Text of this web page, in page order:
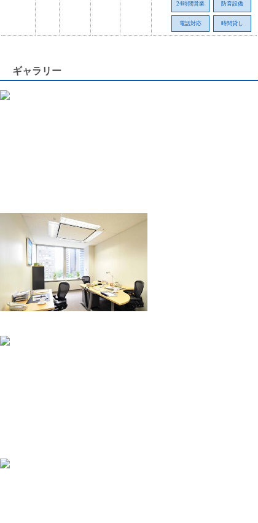
24時間営業 防音設備
電話対応 時間貸し
ギャラリー